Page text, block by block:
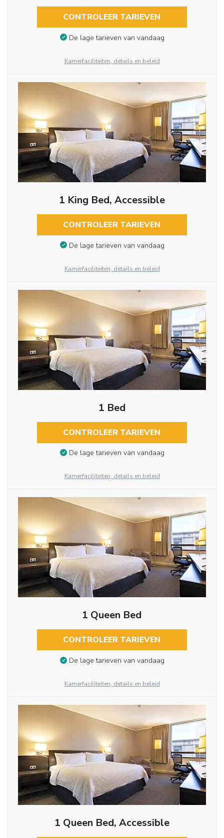
CONTROLEER TARIEVEN
De lage tarieven van vandaag
Kamerfaciliteiten, details en beleid
1 King Bed, Accessible
CONTROLEER TARIEVEN
De lage tarieven van vandaag
Kamerfaciliteiten, details en beleid
1 Bed
CONTROLEER TARIEVEN
De lage tarieven van vandaag
Kamerfaciliteiten, details en beleid
1 Queen Bed
CONTROLEER TARIEVEN
De lage tarieven van vandaag
Kamerfaciliteiten, details en beleid
1 Queen Bed, Accessible